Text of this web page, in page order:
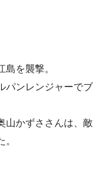
を襲撃。
パンレンジャーでブ
山かずささんは、敵